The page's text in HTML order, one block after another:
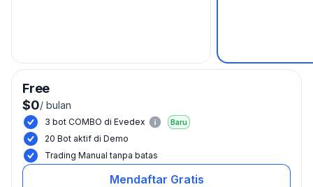
Free
$0/ bulan
3 bot COMBO di Evedex Baru
20 Bot aktif di Demo
Trading Manual tanpa batas
Mendaftar Gratis